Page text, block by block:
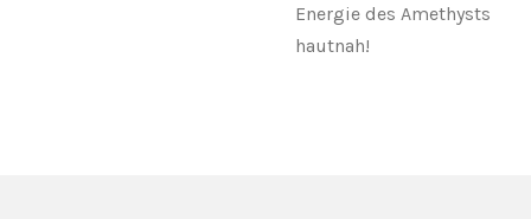
Energie des Amethysts
hautnah!